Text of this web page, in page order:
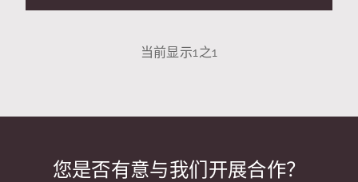
当前显示1之1
您是否有意与我们开展合作？